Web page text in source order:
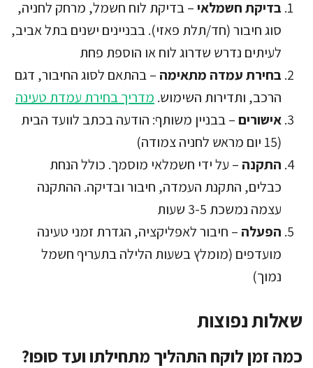
בדיקת חשמלאי– בדיקת לוח חשמל, מרחק לחניה,
סוג חיבור (חד/תלת פאזי). בבניינים ישנים בתל אביב,
לעיתים נדרש שדרוג לוח או הוספת פחת
בחירת עמדה מתאימה – בהתאם לסוג החיבור, דגם
הרכב, ותדירות השימוש. מדריך בחירת עמדת טעינה
אישורים– בבניין משותף: הודעה בכתב לוועד הבית
(15 יום מראש לחניה צמודה)
התקנה – על ידי חשמלאי מוסמך. כולל הנחת
כבלים, התקנת העמדה, חיבור ובדיקה. ההתקנה
עצמה נמשכת 3-5 שעות
הפעלה – חיבור לאפליקציה, הגדרת זמני טעינה
מועדפים (מומלץ בשעות הלילה בתעריף חשמל
נמוך)
שאלות נפוצות
כמה זמן לוקח התהליך מתחילתו ועד סופו?